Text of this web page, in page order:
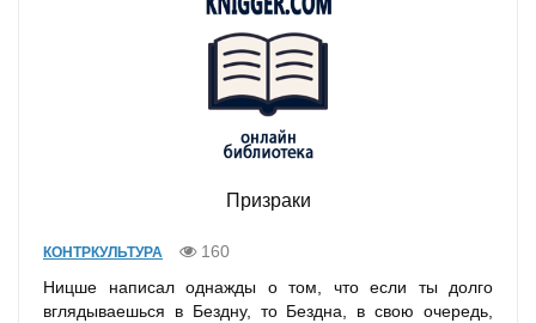
Призраки
КОНТРКУЛЬТУРА
160
Ницше написал однажды о том, что если ты долго
вглядываешься в Бездну, то Бездна, в свою очередь,